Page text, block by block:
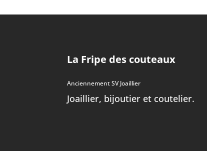
La Fripe des couteaux
Anciennement SV Joaillier
Joaillier, bijoutier et coutelier.